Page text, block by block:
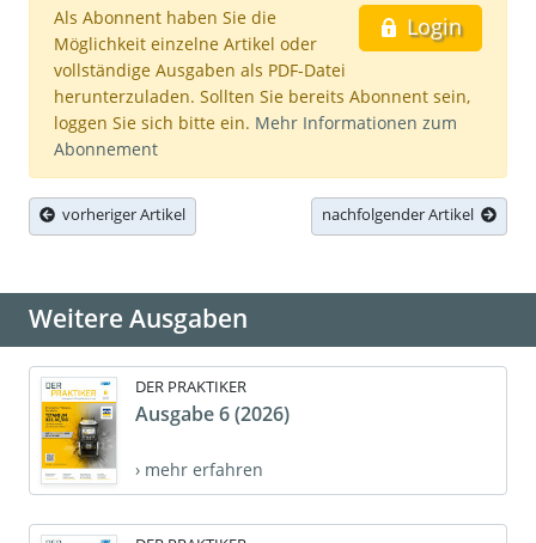
Login
Als Abonnent haben Sie die
Möglichkeit einzelne Artikel oder
vollständige Ausgaben als PDF-Datei
herunterzuladen. Sollten Sie bereits Abonnent sein,
loggen Sie sich bitte ein. Mehr Informationen zum
Abonnement
vorheriger Artikel nachfolgender Artikel
Weitere Ausgaben
DER PRAKTIKER
Ausgabe 6 (2026)
› mehr erfahren